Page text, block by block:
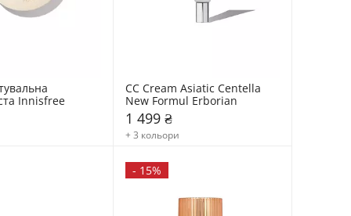
Innisfree
CC Cream Asiatic Centella
New Formul Erborian
1 499 ₴
+ 3 кольори
- 15%